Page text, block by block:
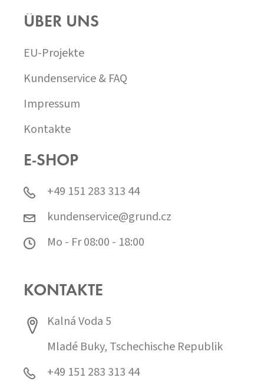
ÜBER UNS
EU-Projekte
Kundenservice & FAQ
Impressum
Kontakte
E-SHOP
+49 151 283 313 44
kundenservice@grund.cz
Mo - Fr 08:00 - 18:00
KONTAKTE
Kalná Voda 5
Mladé Buky, Tschechische Republik
+49 151 283 313 44